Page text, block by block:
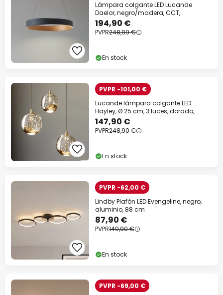
Lámpara colgante LED Lucande
Daelor, negro/madera, CCT,
atenuable
194,90 €
PVPR248,90 €
En stock
PVPR -101,00 €
Lucande lámpara colgante LED
Hayley, Ø 25 cm, 3 luces, dorado,
cristal
147,90 €
PVPR248,90 €
En stock
PVPR -62,00 €
Lindby Plafón LED Evengeline, negro,
aluminio, 88 cm
87,90 €
PVPR149,90 €
En stock
PVPR -69,00 €